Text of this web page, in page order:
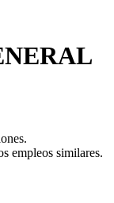
empleos similares.